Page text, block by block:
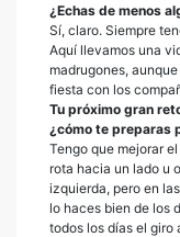
¿Echas de menos
Sí, claro. Siempre
Aquí llevamos una
madrugones,
fiesta con los
Tu próximo gran
¿cómo te preparas
Tengo que mejorar
rota hacia un lado u
izquierda, pero en
lo haces bien de los
todos los días el giro